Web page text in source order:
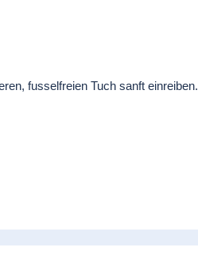
fusselfreien Tuch sanft einreiben.